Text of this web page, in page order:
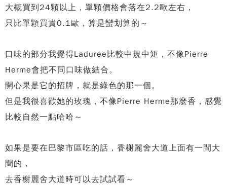
大概買到24顆以上，單顆價格會落在2.2歐左右，
只比單顆買貴0.1歐，算是蠻划算的～
口味的部分我覺得Laduree比較中規中矩， 不像Pierre
Herme會把不同口味做結合。
開心果是它的招牌，就是綠色的那一個。
但是我很喜歡她的玫瑰，不像Pierre Herme那麼香， 感覺
比較自然一點哈哈～
如果是要在巴黎市區吃的話， 香榭麗舍大道上面有一間大
間的，
去香榭麗舍大道時可以去試試看～